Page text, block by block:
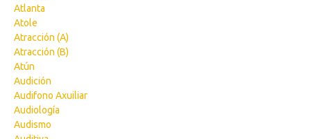
Atlanta
Atole
Atracción (A)
Atracción (B)
Atún
Audición
Audifono Axuiliar
Audiología
Audismo